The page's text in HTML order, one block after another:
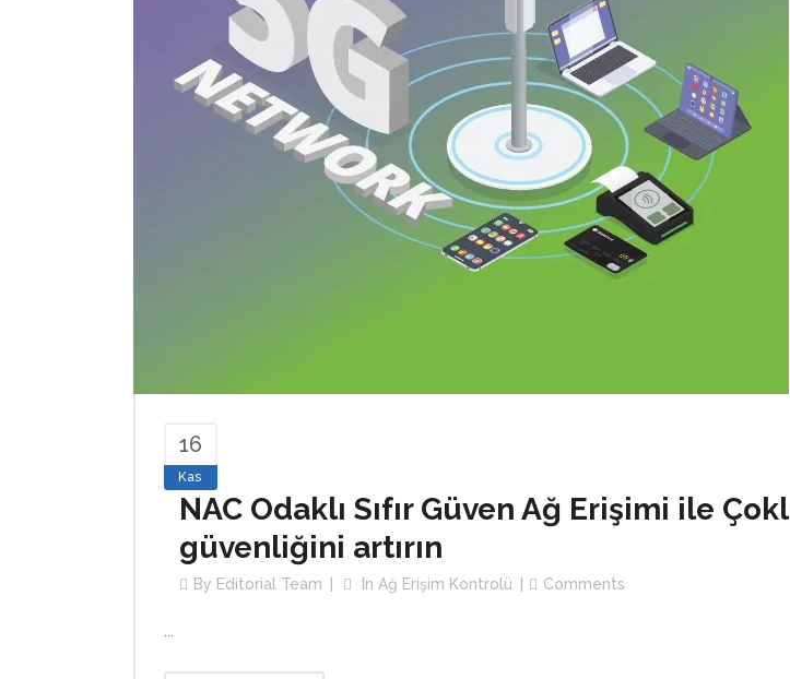
16
Kas
NAC Odaklı Sıfır Güven Ağ Erişimi ile
güvenliğini artırın
By Editorial Team In Ağ Erişim Kontrolü Comments
...